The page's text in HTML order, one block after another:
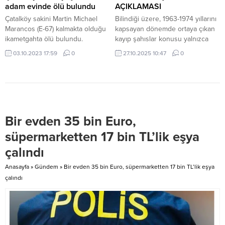
yöneticileri, bu sabah Girne Antik
Liman bölgesinde gerçekleştirilen
yenileme çalışmalarını incelemek
üzere sahada yer aldı. Şenkul,
Bölgede...
itibaren bin 47 gün...
adam evinde ölü bulundu
Çatalköy sakini Martin Michael
Marancos (E-67) kalmakta olduğu
ikametgahta ölü bulundu.
Polisten verilen bilgiye göre
Marancos’un üzerinde doktor
WWW.KKTCNEWS.NET
03.10.2023 17:59 0
AÇIKLAMASI
Bilindiği üzere, 1963-1974 yıllarını
kapsayan dönemde ortaya çıkan
kayıp şahıslar konusu yalnızca
Kıbrıslı Rumları değil Kıbrıslı
Türkleri de etkileyen insani bir
ifade edilmekte ve Komite’nin
çalışmaları bu yönde
yürütülmektedir. Hal böyleyken,...
27.10.2025 10:47 0
Bir evden 35 bin Euro,
süpermarketten 17 bin TL’lik eşya
çalındı
Anasayfa » Gündem » Bir evden 35 bin Euro, süpermarketten 17 bin TL’lik eşya
çalındı